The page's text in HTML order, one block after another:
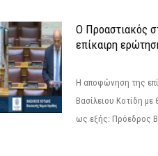
Ο Προαστιακός
επίκαιρη
Η αποφώνηση της
Βασίλειου Κοτίδη με
ως εξής: Πρόεδρος